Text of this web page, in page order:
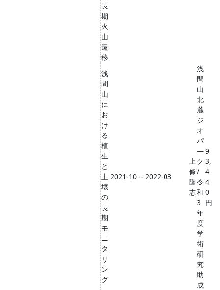
長
期
火
山
遷
移
浅
間
山
に
お
け
る
植
生
と
土
壌
の
長
期
モ
ニ
タ
リ
ン
グ
2021-10 -- 2022-03
上
條
隆
志
浅
間
山
北
麓
ジ
オ
パ
―
ク
/
令
和
3
年
度
学
術
研
究
助
成
9
3,
4
4
0
円